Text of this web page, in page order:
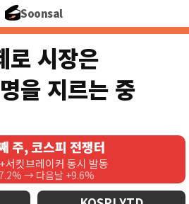
Soonsal
로 시장은
을 지르는 중
주, 코스피 전쟁터
서킷브레이커 동시 발동
→ 다음날 +9.6%